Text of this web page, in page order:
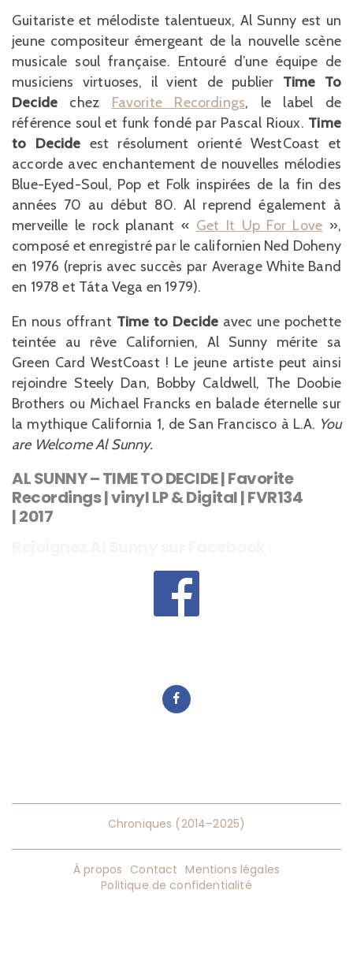
Guitariste et mélodiste talentueux, Al Sunny est un
jeune compositeur émergeant de la nouvelle scène
musicale soul française. Entouré d’une équipe de
musiciens virtuoses, il vient de publier Time To
Decide chez Favorite Recordings, le label de
référence soul et funk fondé par Pascal Rioux. Time
to Decide est résolument orienté WestCoast et
accorde avec enchantement de nouvelles mélodies
Blue-Eyed-Soul, Pop et Folk inspirées de la fin des
années 70 au début 80. Al reprend également à
merveille le rock planant « Get It Up For Love »,
composé et enregistré par le californien Ned Doheny
en 1976 (repris avec succès par Average White Band
en 1978 et Táta Vega en 1979).
En nous offrant Time to Decide avec une pochette
teintée au rêve Californien, Al Sunny mérite sa
Green Card WestCoast ! Le jeune artiste peut ainsi
rejoindre Steely Dan, Bobby Caldwell, The Doobie
Brothers ou Michael Francks en balade éternelle sur
la mythique California 1, de San Francisco à L.A. You
are Welcome Al Sunny.
AL SUNNY – TIME TO DECIDE | Favorite
Recordings | vinyl LP & Digital | FVR134
| 2017
Chroniques (2014–2025)
À propos Contact Mentions légales
Politique de confidentialité